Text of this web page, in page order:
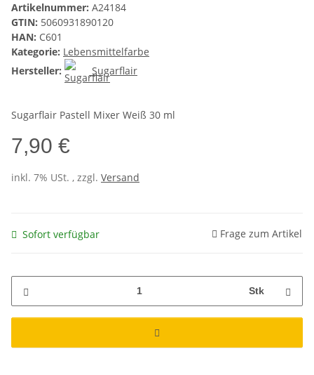
Artikelnummer: A24184
GTIN: 5060931890120
HAN: C601
Kategorie: Lebensmittelfarbe
Hersteller:
Sugarflair
Sugarflair Pastell Mixer Weiß 30 ml
7,90 €
inkl. 7% USt. , zzgl. Versand
Sofort verfügbar Frage zum Artikel
Stk